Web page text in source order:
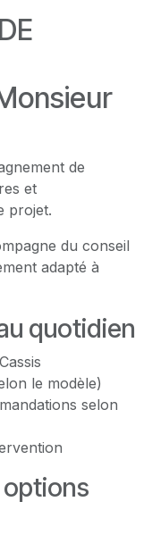
de
et
projet.
du conseil
adapté à
quotidien
le modèle)
selon